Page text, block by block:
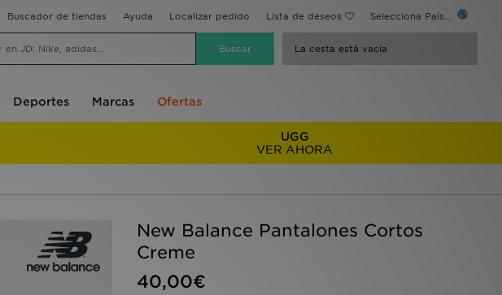
Buscador de tiendas Ayuda Localizar pedido Lista de deseos Selecciona País...
La cesta está vacía
Deportes Marcas Ofertas
UGG
VER AHORA
New Balance Pantalones Cortos
Creme
40,00€